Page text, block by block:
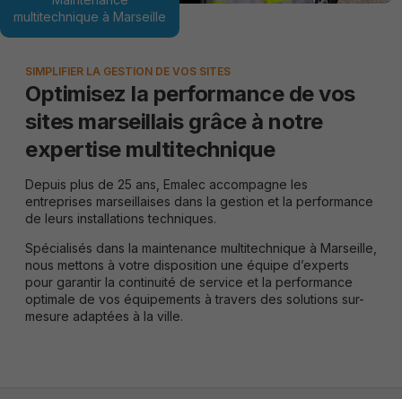
multitechnique à Marseille
SIMPLIFIER LA GESTION DE VOS SITES
Optimisez la performance de vos
sites marseillais grâce à notre
expertise multitechnique
Depuis plus de 25 ans, Emalec accompagne les
entreprises marseillaises dans la gestion et la performance
de leurs installations techniques.
Spécialisés dans la maintenance multitechnique à Marseille,
nous mettons à votre disposition une équipe d’experts
pour garantir la continuité de service et la performance
optimale de vos équipements à travers des solutions sur-
mesure adaptées à la ville.